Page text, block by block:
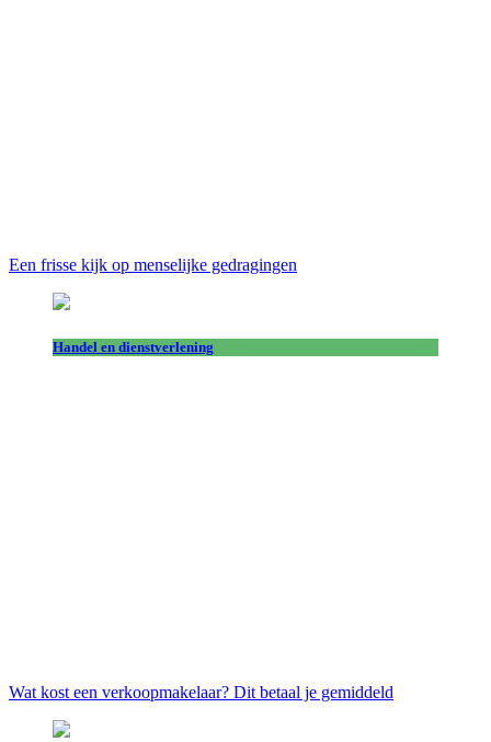
Een frisse kijk op menselijke gedragingen
Handel en dienstverlening
Wat kost een verkoopmakelaar? Dit betaal je gemiddeld